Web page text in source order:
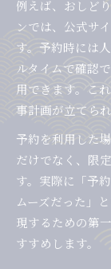
アプリ活
回転
公式
アプ
回転寿
アプ
家族や友
回転
大人
回転寿
例えば、おしど
ンでは、公式サ
す。予約時には
ルタイムで確認
用できます。こ
事計画が立てら
予約を利用した
だけでなく、限
す。実際に「予
ムーズだった」
現するための第
すすめします。